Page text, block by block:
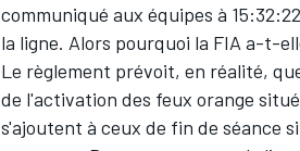
communiqué aux équipes à
la ligne. Alors pourquoi la FIA a-t-
Le règlement prévoit, en réalité,
de l'activation des feux orange
s'ajoutent à ceux de fin de séance